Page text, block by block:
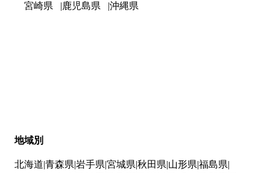
宮崎県
鹿児島県 沖縄県
地域別
北海道 青森県 岩手県 宮城県 秋田県 山形県 福島県